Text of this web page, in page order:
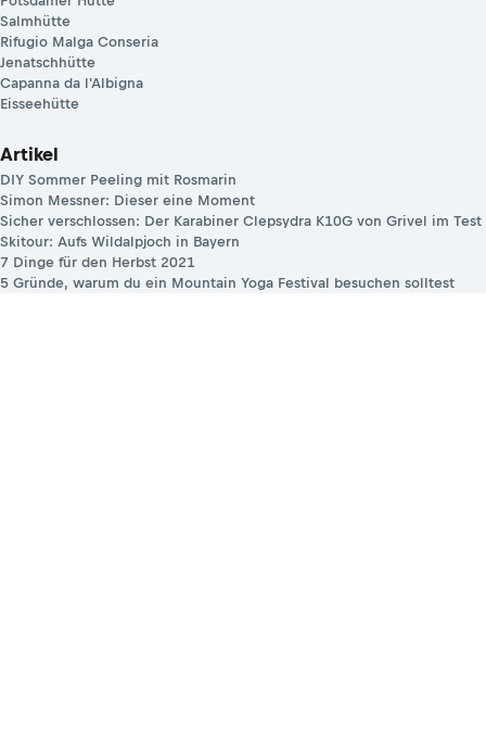
Salmhütte
Rifugio Malga Conseria
Jenatschhütte
Capanna da l'Albigna
Eisseehütte
Artikel
DIY Sommer Peeling mit Rosmarin
Simon Messner: Dieser eine Moment
Sicher verschlossen: Der Karabiner Clepsydra K10G von Grivel im Test
Skitour: Aufs Wildalpjoch in Bayern
7 Dinge für den Herbst 2021
5 Gründe, warum du ein Mountain Yoga Festival besuchen solltest